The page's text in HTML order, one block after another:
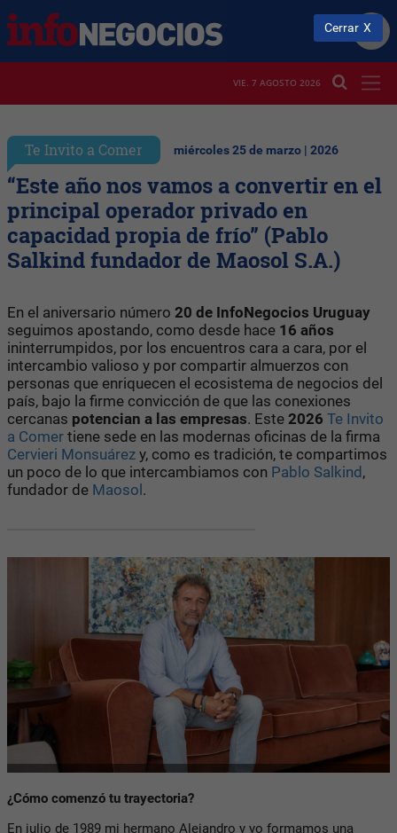
VIE. 7 AGOSTO 2026
Te Invito a Comer miércoles 25 de marzo | 2026
“Este año nos vamos a convertir en el
principal operador privado en
capacidad propia de frío” (Pablo
Salkind fundador de Maosol S.A.)
En el aniversario número 20 de InfoNegocios Uruguay
seguimos apostando, como desde hace 16 años
ininterrumpidos, por los encuentros cara a cara, por el
intercambio valioso y por compartir almuerzos con
personas que enriquecen el ecosistema de negocios del
país, bajo la firme convicción de que las conexiones
cercanas potencian a las empresas. Este 2026 Te Invito
a Comer tiene sede en las modernas oficinas de la firma
Cervieri Monsuárez y, como es tradición, te compartimos
un poco de lo que intercambiamos con Pablo Salkind,
fundador de Maosol.
¿Cómo comenzó tu trayectoria?
En julio de 1989 mi hermano Alejandro y yo formamos una
Cerrar